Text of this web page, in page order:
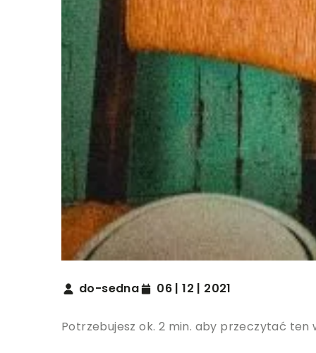
do-sedna 06 | 12 | 2021
Potrzebujesz ok. 2 min. aby przeczytać ten